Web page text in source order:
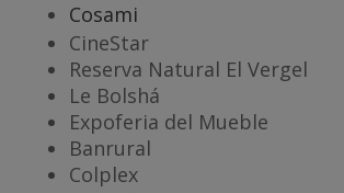
Cosami
CineStar
Reserva Natural El Vergel
Le Bolshá
Expoferia del Mueble
Banrural
Colplex